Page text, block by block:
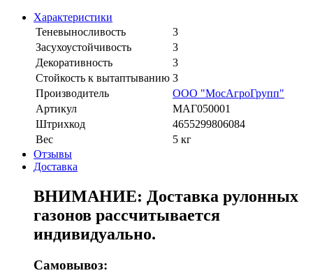
Характеристики
Теневыносливость
3
Засухоустойчивость
3
Декоративность
3
Стойкость к вытаптыванию 3
Производитель
ООО "МосАгроГрупп"
Артикул
МАГ050001
Штрихкод
4655299806084
Вес
5 кг
Отзывы
Доставка
ВНИМАНИЕ: Доставка рулонных
газонов рассчитывается
индивидуально.
Самовывоз: